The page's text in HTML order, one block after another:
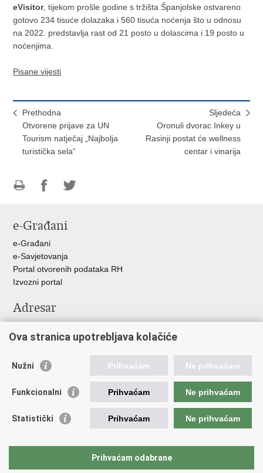
eVisitor, tijekom prošle godine s tržišta Španjolske ostvareno
gotovo 234 tisuće dolazaka i 560 tisuća noćenja što u odnosu
na 2022. predstavlja rast od 21 posto u dolascima i 19 posto u
noćenjima.
Pisane vijesti
Prethodna
Otvorene prijave za UN
Tourism natječaj „Najbolja
turistička sela“
Sljedeća
Oronuli dvorac Inkey u
Rasinji postat će wellness
centar i vinarija
FacebookuTwitteru
e-Građani
e-Građani
e-Savjetovanja
Portal otvorenih podataka RH
Izvozni portal
Adresar
Adresar tijela javne vlasti
Vlada RH
Predsjednik RH
Pravobraniteljica za ravnopravnost spolova
Povjerenik za informiranje
Ova stranica upotrebljava kolačiće
Nužni Prihvaćam Ne prihvaćam
Funkcionalni Prihvaćam Ne prihvaćam
Statistički Prihvaćam Ne prihvaćam
Prihvaćam odabrane